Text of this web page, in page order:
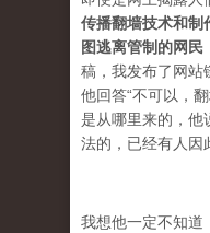
传播翻墙技术和制
图逃离管制的网民
稿，我发布了网站
他回答“不可以，
是从哪里来的，他
法的，已经有人因
我想他一定不知道